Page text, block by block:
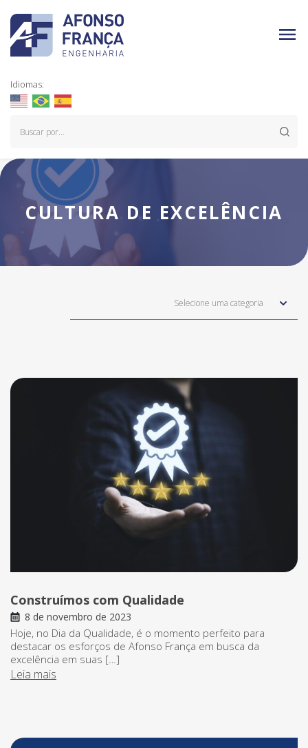
Idiomas:
CULTURA DE EXCELÊNCIA
Selecione uma categoria
Construímos com Qualidade
8 de novembro de 2023
Hoje, no Dia da Qualidade, é o momento perfeito para
destacar os esforços de Afonso França em busca da
excelência em suas […]
Leia mais